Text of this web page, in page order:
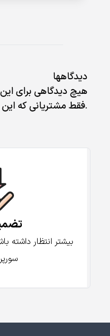
دیدگاهها
هیچ دیدگاهی برای
.فقط مشتریانی که
بیشتر انتظار داشته